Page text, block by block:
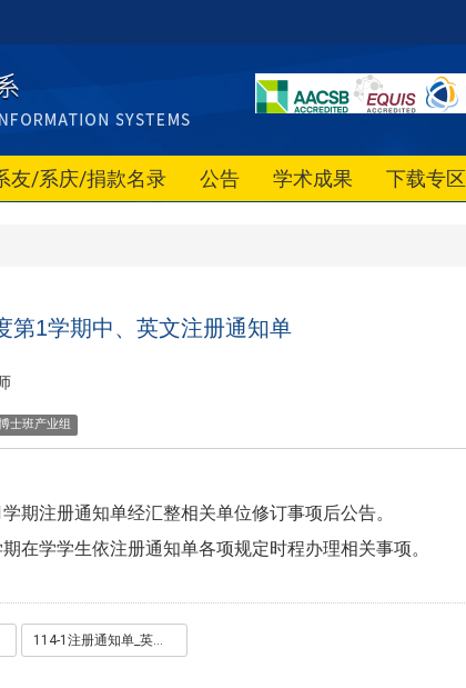
友/系庆/捐款名录 公告 学术成果 下载专区
第1学期中、英文注册通知单
士班产业组
期注册通知单经汇整相关单位修订事项后公告。
在学学生依注册通知单各项规定时程办理相关事项。
114-1注册通知单_英文版.pdf